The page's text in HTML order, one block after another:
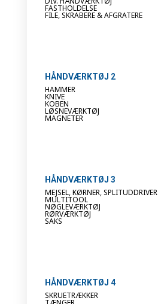
FASTHOLDELSE
FILE, SKRABERE & AFGRATERE
HÅNDVÆRKTØJ 2
HAMMER
KNIVE
KOBEN
LØSNEVÆRKTØJ
MAGNETER
HÅNDVÆRKTØJ 3
MEJSEL, KØRNER, SPLITUDDRIVER
MULTITOOL
NØGLEVÆRKTØJ
RØRVÆRKTØJ
SAKS
HÅNDVÆRKTØJ 4
SKRUETRÆKKER